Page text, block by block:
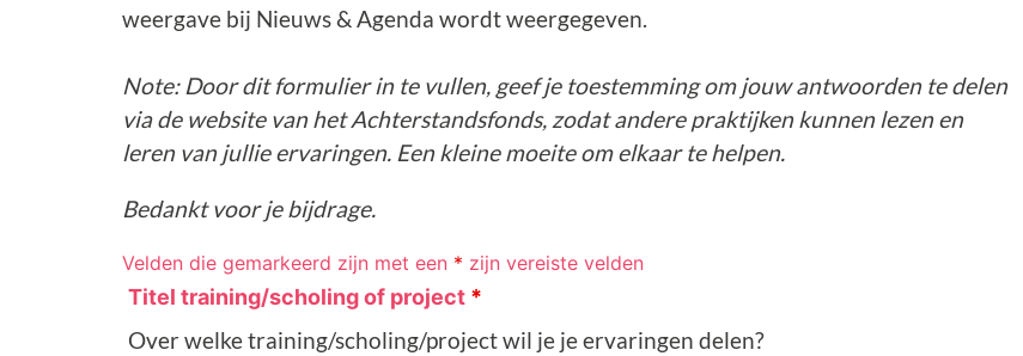
weergave bij Nieuws & Agenda wordt weergegeven.
Note: Door dit formulier in te vullen, geef je toestemming om jouw antwoorden te delen
via de website van het Achterstandsfonds, zodat andere praktijken kunnen lezen en
leren van jullie ervaringen. Een kleine moeite om elkaar te helpen.
Bedankt voor je bijdrage.
Velden die gemarkeerd zijn met een * zijn vereiste velden
Titel training/scholing of project *
Over welke training/scholing/project wil je je ervaringen delen?